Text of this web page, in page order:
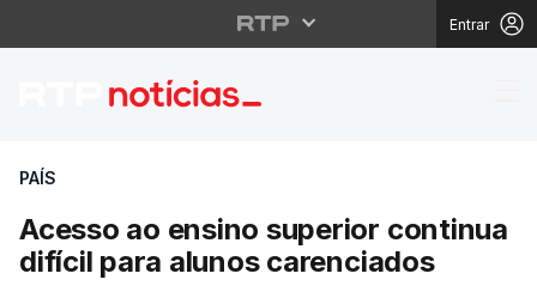
Entrar
Acesso ao ensino
PAÍS
Acesso ao ensino superior continua
difícil para alunos carenciados